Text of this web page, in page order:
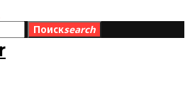
Поискsearch